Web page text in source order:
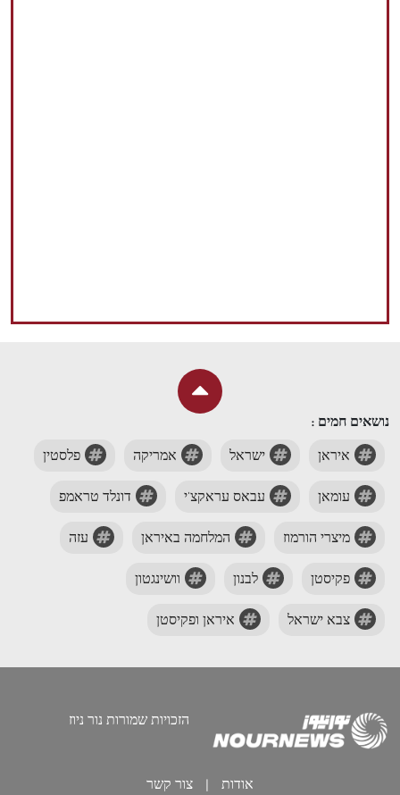
נושאים חמים :
איראן ישראל אמריקה פלסטין
עומאן עבאס עראקצ'י דונלד טראמפ
מיצרי הורמוז המלחמה באיראן עזה
פקיסטן לבנון וושינגטון
צבא ישראל איראן ופקיסטן
הזכויות שמורות נור ניוז
אודות צור קשר